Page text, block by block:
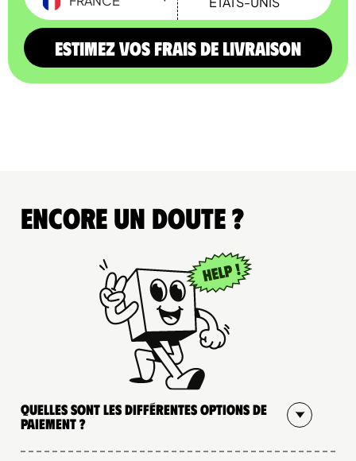
Estimez vos frais de livraison
Encore un doute ?
Quelles sont les différentes options de
paiement ?